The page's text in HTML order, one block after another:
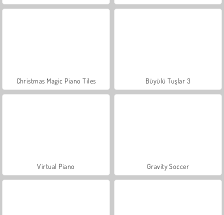
Christmas Magic Piano Tiles Büyülü Tuşlar 3
Virtual Piano Gravity Soccer